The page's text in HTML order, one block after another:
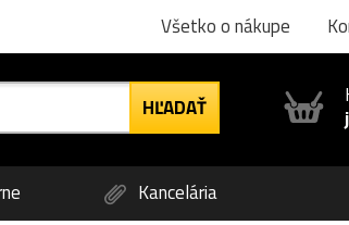
Všetko o nákupe
Kancelária